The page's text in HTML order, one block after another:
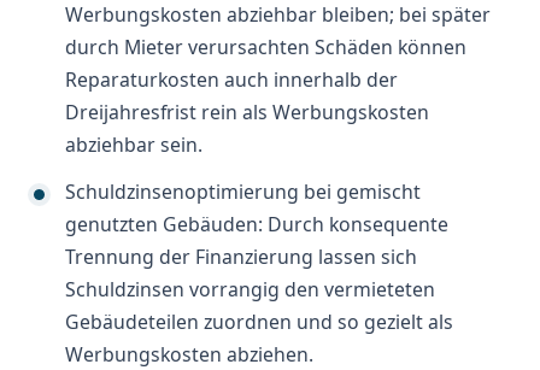
Werbungskosten abziehbar bleiben; bei später
durch Mieter verursachten Schäden können
Reparaturkosten auch innerhalb der
Dreijahresfrist rein als Werbungskosten
abziehbar sein.
Schuldzinsenoptimierung bei gemischt
genutzten Gebäuden: Durch konsequente
Trennung der Finanzierung lassen sich
Schuldzinsen vorrangig den vermieteten
Gebäudeteilen zuordnen und so gezielt als
Werbungskosten abziehen.